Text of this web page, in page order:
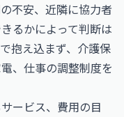
不安、近隣に協力者
るかによって判断は
抱え込まず、介護保
、仕事の調整制度を
ービス、費用の目